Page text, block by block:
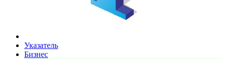
Указатель
Бизнес